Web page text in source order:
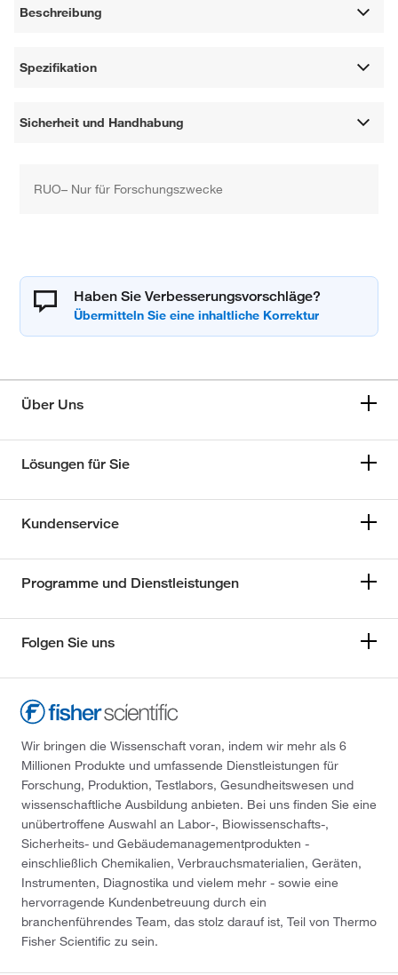
Beschreibung
Spezifikation
Sicherheit und Handhabung
RUO– Nur für Forschungszwecke
Haben Sie Verbesserungsvorschläge?
Über Uns
Lösungen für Sie
Kundenservice
Programme und Dienstleistungen
Folgen Sie uns
Wir bringen die Wissenschaft voran, indem wir mehr als 6
Millionen Produkte und umfassende Dienstleistungen für
Forschung, Produktion, Testlabors, Gesundheitswesen und
wissenschaftliche Ausbildung anbieten. Bei uns finden Sie eine
unübertroffene Auswahl an Labor-, Biowissenschafts-,
Sicherheits- und Gebäudemanagementprodukten -
einschließlich Chemikalien, Verbrauchsmaterialien, Geräten,
Instrumenten, Diagnostika und vielem mehr - sowie eine
hervorragende Kundenbetreuung durch ein
branchenführendes Team, das stolz darauf ist, Teil von Thermo
Fisher Scientific zu sein.